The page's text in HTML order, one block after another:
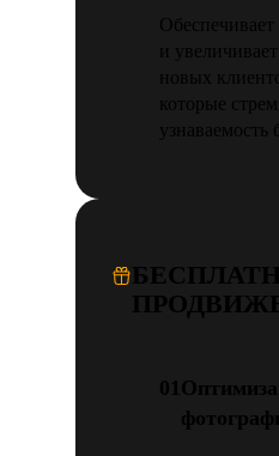
и
новых
которые
узнаваемость
01